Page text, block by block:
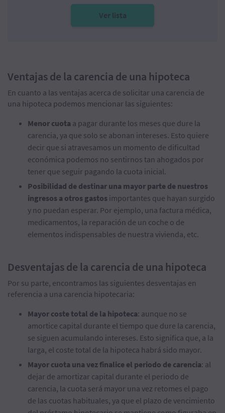
Ver lista
Ventajas de la carencia de una hipoteca
En cuanto a las ventajas acerca de solicitar una carencia de
una hipoteca podemos mencionar las siguientes:
Menor cuota a pagar durante los meses que dure la
carencia, ya que solo se abonan intereses. Esto quiere
decir que si atravesamos un momento de dificultad
económica podemos no sentirnos tan ahogados por
tener que seguir pagando la cuota inicial.
Posibilidad de destinar una mayor parte de nuestros
ingresos a otros gastos importantes que hayan surgido
y no puedan esperar. Por ejemplo, una factura médica,
medicamentos, la reparación de un coche o de
elementos indispensables de nuestra vivienda, etc.
Desventajas de la carencia de una hipoteca
Por su parte, encontramos las siguientes desventajas en
referencia a una carencia hipotecaria:
Mayor coste total de la hipoteca: aunque no se
amortice capital durante el tiempo que dure la carencia,
se siguen acumulando intereses. Esto significa que, a la
larga, el coste total de la hipoteca habrá sido mayor.
Mayor cuota una vez finalice el periodo de carencia: al
dejar de amortizar capital durante el periodo de
carencia, la cuota será mayor una vez retomes el pago
de las cuotas habituales, ya que el plazo de vencimiento